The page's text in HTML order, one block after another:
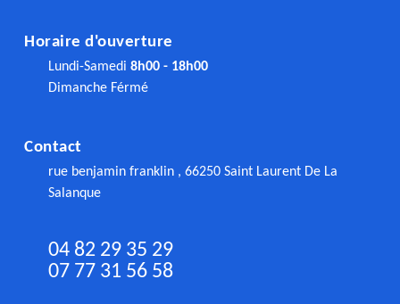
Horaire d'ouverture
Lundi-Samedi 8h00 - 18h00
Dimanche Férmé
Contact
rue benjamin franklin , 66250 Saint Laurent De La
Salanque
04 82 29 35 29
07 77 31 56 58